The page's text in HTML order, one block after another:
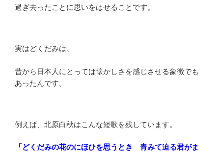
過ぎ去ったことに思いをはせることです。
実はどくだみは、
昔から日本人にとっては懐かしさを感じさせる象徴でも
あったんです。
例えば、北原白秋はこんな短歌を残しています。
「どくだみの花のにほひを思うとき 青みて迫る君がま